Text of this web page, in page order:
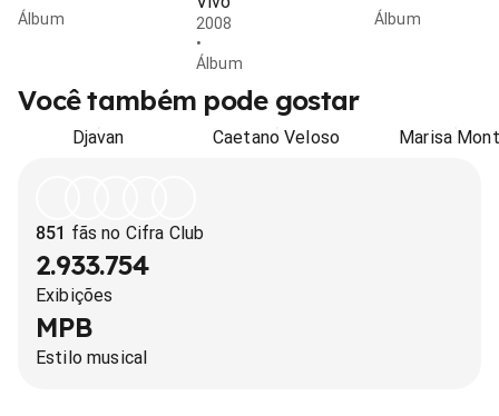
Álbum
2008
•
Álbum
Álbum
Você também pode gostar
Djavan Caetano Veloso Marisa
851 fãs no Cifra Club
2.933.754
Exibições
MPB
Estilo musical